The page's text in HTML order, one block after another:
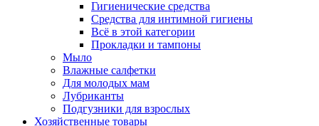
Гигиенические средства
Средства для интимной гигиены
Всё в этой категории
Прокладки и тампоны
Мыло
Влажные салфетки
Для молодых мам
Лубриканты
Подгузники для взрослых
Хозяйственные товары